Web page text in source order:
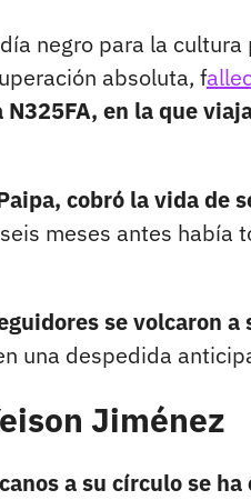
negro para la cultura
absoluta, f
en la que
cobró la vida de
meses antes había
se volcaron a
una despedida
Jiménez
a su círculo se